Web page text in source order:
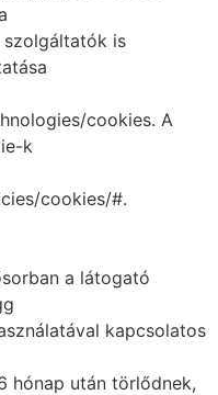
szolgáltatók is
cookies. A
k
cookies/#.
a látogató
kapcsolatos
hónap után törlődnek,